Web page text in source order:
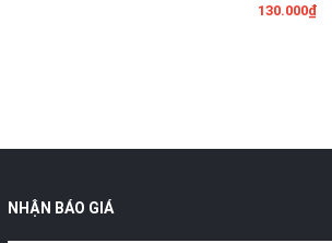
130.000₫
NHẬN BÁO GIÁ